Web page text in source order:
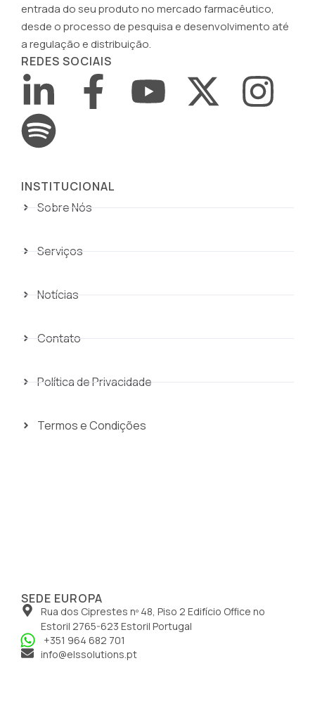
entrada do seu produto no mercado farmacêutico,
desde o processo de pesquisa e desenvolvimento até
a regulação e distribuição.
REDES SOCIAIS
INSTITUCIONAL
Sobre Nós
Serviços
Notícias
Contato
Política de Privacidade
Termos e Condições
SEDE EUROPA
Rua dos Ciprestes nº 48, Piso 2 Edifício Office no
Estoril 2765-623 Estoril Portugal
+351 964 682 701
info@elssolutions.pt